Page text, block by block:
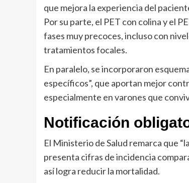
que mejora la experiencia del
Por su parte, el PET con colina y el
fases muy precoces, incluso con
tratamientos focales.
En paralelo, se incorporaron
específicos”, que aportan mejor
especialmente en varones que
Notificación
El Ministerio de Salud remarca que
presenta cifras de incidencia
así logra reducir la mortalidad.